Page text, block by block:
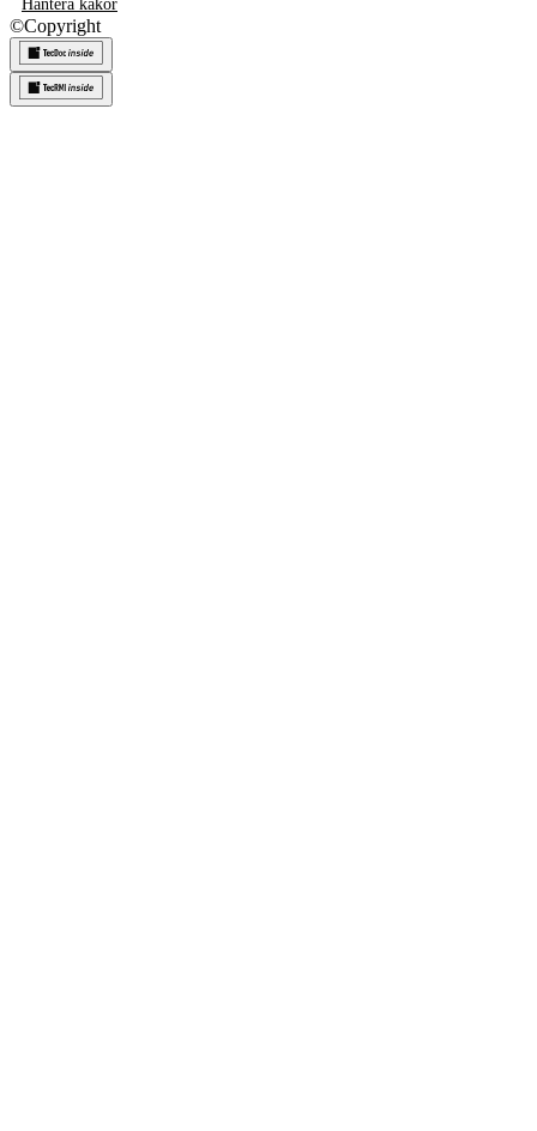
Hantera kakor
©Copyright